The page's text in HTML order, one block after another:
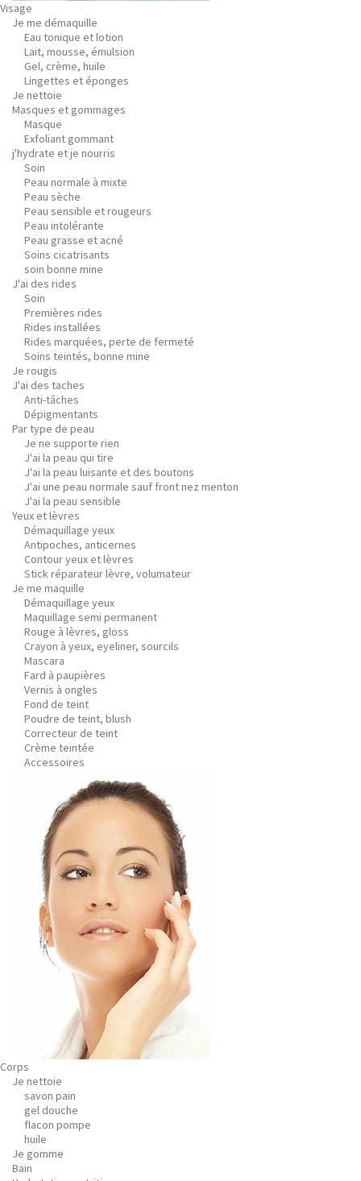
Visage
Je me démaquille
Eau tonique et lotion
Lait, mousse, émulsion
Gel, crème, huile
Lingettes et éponges
Je nettoie
Masques et gommages
Masque
Exfoliant gommant
j'hydrate et je nourris
Soin
Peau normale à mixte
Peau sèche
Peau sensible et rougeurs
Peau intolérante
Peau grasse et acné
Soins cicatrisants
soin bonne mine
J'ai des rides
Soin
Premières rides
Rides installées
Rides marquées, perte de fermeté
Soins teintés, bonne mine
Je rougis
J'ai des taches
Anti-tâches
Dépigmentants
Par type de peau
Je ne supporte rien
J'ai la peau qui tire
J'ai la peau luisante et des boutons
J'ai une peau normale sauf front nez menton
J'ai la peau sensible
Yeux et lèvres
Démaquillage yeux
Antipoches, anticernes
Contour yeux et lèvres
Stick réparateur lèvre, volumateur
Je me maquille
Démaquillage yeux
Maquillage semi permanent
Rouge à lèvres, gloss
Crayon à yeux, eyeliner, sourcils
Mascara
Fard à paupières
Vernis à ongles
Fond de teint
Poudre de teint, blush
Correcteur de teint
Crème teintée
Accessoires
Corps
Je nettoie
savon pain
gel douche
flacon pompe
huile
Je gomme
Bain